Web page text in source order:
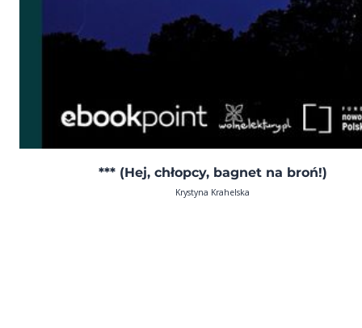
*** (Hej, chłopcy, bagnet na broń!)
Krystyna Krahelska